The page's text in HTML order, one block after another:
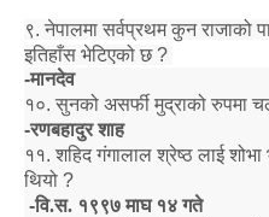
९. नेपालमा सर्वप्रथम कुन राजाको
इतिहाँस भेटिएको छ ?
-मानदेव
१०. सुनको असर्फी मुद्राको रुपमा
-रणबहादुर शाह
११. शहिद गंगालाल श्रेष्ठ लाई शोभा
थियो ?
-वि.स. १९९७ माघ १४ गते